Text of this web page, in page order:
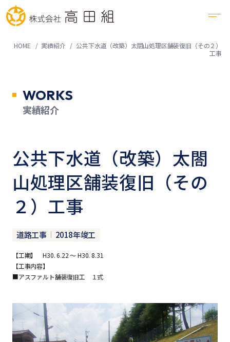
HOME 実績紹介
公共下水道（改築）太閤山処理区舗装復旧（その２）
工事
WORKS
実績紹介
公共下水道（改築）太閤
山処理区舗装復旧（その
２）工事
道路工事 2018年竣工
【工期】 H30. 6.22 ～ H30. 8.31
【工事内容】
■アスファルト舗装復旧工 １式